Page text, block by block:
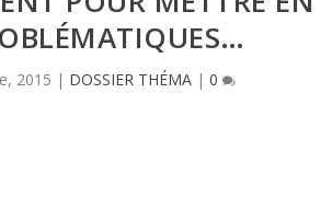
2015 | DOSSIER THÉMA |0